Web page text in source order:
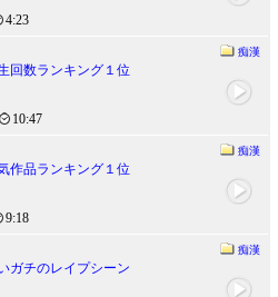
4:23
痴漢
回数ランキング１位
10:47
痴漢
作品ランキング１位
9:18
痴漢
ガチのレイプシーン